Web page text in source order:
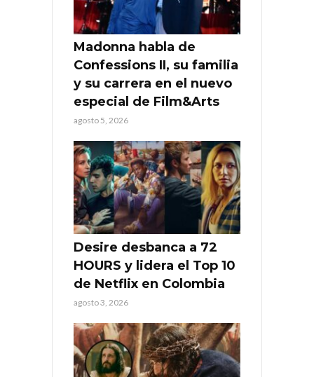
Madonna habla de
Confessions II, su familia
y su carrera en el nuevo
especial de Film&Arts
agosto 5, 2026
Desire desbanca a 72
HOURS y lidera el Top 10
de Netflix en Colombia
agosto 3, 2026